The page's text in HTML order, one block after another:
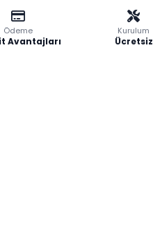
Ödeme
Avantajları
Kurulum
Ücretsiz